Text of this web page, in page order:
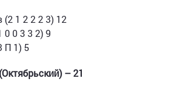
(2 1 2 2 2 3) 12
0 0 3 3 2) 9
П 1) 5
– 21